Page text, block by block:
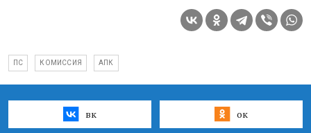
ПС КОМИССИЯ АПК
вк ок